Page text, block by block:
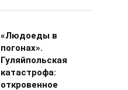
«Людоеды в
погонах».
Гуляйпольская
катастрофа:
откровенное